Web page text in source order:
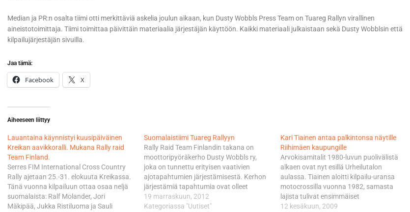
Median ja PR:n osalta tiimi otti merkittäviä askelia joulun aikaan, kun Dusty Wobbls Press Team on Tuareg Rallyn virallinen
aineistotoimittaja. Tiimi toimittaa päivittäin materiaalia järjestäjän käyttöön. Kaikki materiaali julkaistaan sekä Dusty Wobblsin että
kilpailujärjestäjän sivuilla.
Jaa tämä:
Facebook X
Aiheeseen liittyy
Lauantaina käynnistyi kuusipäiväinen
Kreikan aavikkoralli. Mukana Rally raid
Team Finland.
Serres FIM International Cross Country
Rally ajetaan 25.-31. elokuuta Kreikassa.
Tänä vuonna kilpailuun ottaa osaa neljä
suomalaista: Ralf Molander, Jori
Mäkipää, Jukka Ristiluoma ja Sauli
Suomalaistiimi Tuareg Rallyyn
Rally Raid Team Finlandin takana on
moottoripyöräkerho Dusty Wobbls ry,
joka on tunnettu erityisen vaativien
ajotapahtumien järjestämisestä. Kerhon
järjestämiä tapahtumia ovat olleet
esimerkiksi KTM Adventure Rally, Dusty
Butt SS 1000 ja Arctic Butt SS 1000.
19 marraskuun, 2012
Kategoriassa "Uutiset"
Kari Tiainen antaa palkintonsa näytille
Riihimäen kaupungille
Arvokisamitalit 1980-luvun puolivälistä
alkaen ovat nyt esillä Urheilutalon
aulassa. Tiainen aloitti kilpailu-uransa
motocrossilla vuonna 1982, samasta
lajista tulivat ensimmäiset
suomenmestaruusmitalitkin. Lopulliseksi
12 kesäkuun, 2009